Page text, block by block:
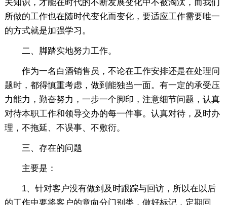
关知识，才能在时代的不断发展变化中不被淘汰，而我们
所做的工作也在随时代变化而变化，要适应工作需要唯一
的方式就是加强学习。
二、脚踏实地努力工作。
作为一名白酒销售员，不论在工作安排还是在处理问
题时，都得慎重考虑，做到能独当一面。有一定的承受压
力能力，勤奋努力，一步一个脚印，注意细节问题，认真
对待本职工作和领导交办的每一件事。认真对待，及时办
理，不拖延、不误事、不敷衍。
三、存在的问题
主要是：
1、针对客户没有做到及时跟踪与回访，所以在以后
的工作中要将客户的意向分门别类，做好标记，定期回